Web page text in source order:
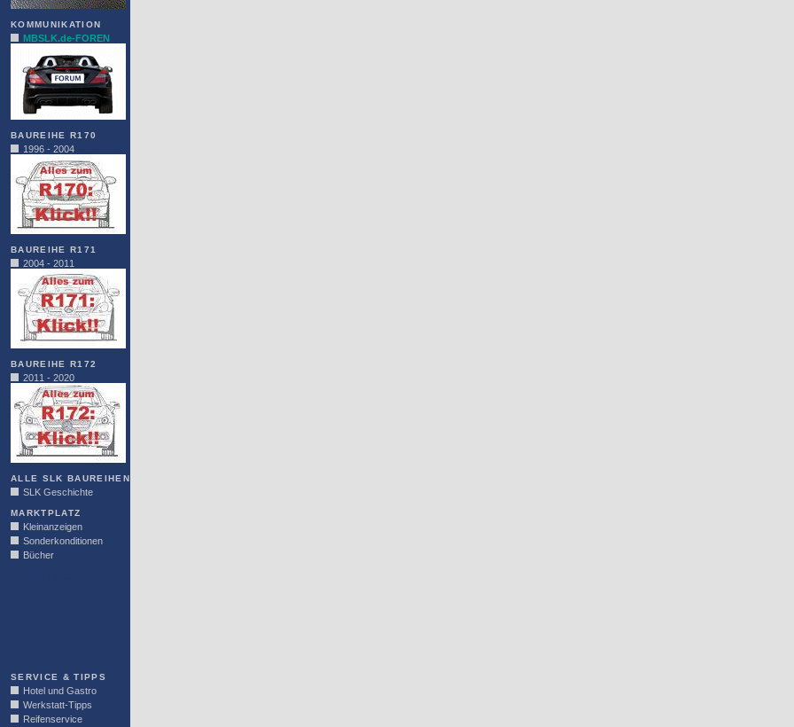
KOMMUNIKATION
MBSLK.de-FOREN
BAUREIHE R170
1996 - 2004
BAUREIHE R171
2004 - 2011
BAUREIHE R172
2011 - 2020
ALLE SLK BAUREIHEN
SLK Geschichte
MARKTPLATZ
Kleinanzeigen
Sonderkonditionen
Bücher
SERVICE & TIPPS
Hotel und Gastro
Werkstatt-Tipps
Reifenservice